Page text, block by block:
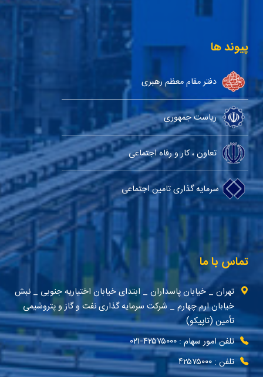
پیوند ها
دفتر مقام معظم رهبری
ریاست جمهوری
تعاون ، کار و رفاه اجتماعی
سرمایه گذاری تامین اجتماعی
تماس با ما
تهران _ خیابان پاسداران _ ابتدای خیابان اختیاریه جنوبی _ نبش
خیابان ارم چهارم _ شرکت سرمایه گذاری نفت و گاز و پتروشیمی
تأمین (تاپیکو)
تلفن امور سهام : ۴۲۵۷۵۰۰۰-۰۲۱
تلفن : ۴۲۵۷۵۰۰۰